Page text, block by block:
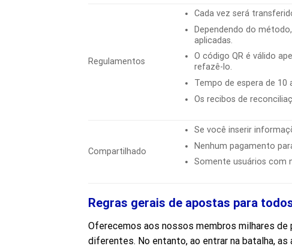
Regulamentos
Cada vez será
Dependendo do
aplicadas.
O código QR é válido
refazê-lo.
Tempo de espera de 10
Os recibos de
Compartilhado
Se você inserir
Nenhum pagamento
Somente usuários com
Regras gerais de apostas para
Oferecemos aos nossos membros milhares
diferentes. No entanto, ao entrar na batalha,